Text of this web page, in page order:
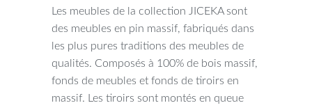
Les meubles de la collection JICEKA sont
des meubles en pin massif, fabriqués dans
les plus pures traditions des meubles de
qualités. Composés à 100% de bois massif,
fonds de meubles et fonds de tiroirs en
massif. Les tiroirs sont montés en queue